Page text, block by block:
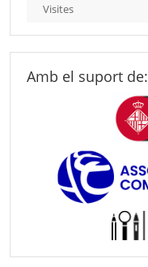
Visites
Amb el suport de: